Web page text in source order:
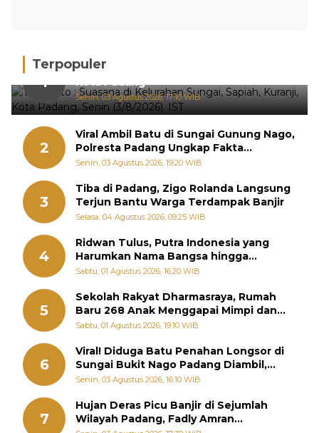
Terpopuler
1
Hujan Deras, 15 Titik Banjir Terdeteksi di
Kota Padang
Senin, 03 Agustus 2026, 17:10 WIB
2
Viral Ambil Batu di Sungai Gunung Nago,
Polresta Padang Ungkap Fakta
Sebenarnya
Senin, 03 Agustus 2026, 19:20 WIB
3
Tiba di Padang, Zigo Rolanda Langsung
Terjun Bantu Warga Terdampak Banjir
Selasa, 04 Agustus 2026, 09:25 WIB
4
Ridwan Tulus, Putra Indonesia yang
Harumkan Nama Bangsa hingga
Diabadikan dalam Buku Jepang
Sabtu, 01 Agustus 2026, 16:20 WIB
5
Sekolah Rakyat Dharmasraya, Rumah
Baru 268 Anak Menggapai Mimpi dan
Memutus Rantai Kemiskinan
Sabtu, 01 Agustus 2026, 19:10 WIB
6
Viral! Diduga Batu Penahan Longsor di
Sungai Bukit Nago Padang Diambil,
Warga Khawatir Bencana Terulang
Senin, 03 Agustus 2026, 16:10 WIB
7
Hujan Deras Picu Banjir di Sejumlah
Wilayah Padang, Fadly Amran